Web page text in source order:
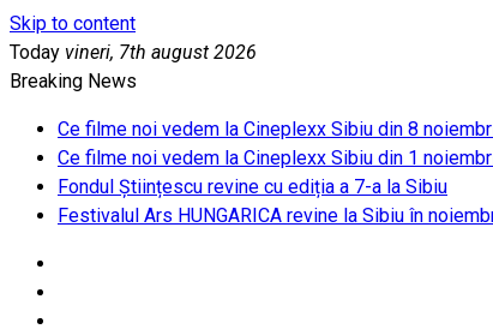
Skip to content
Today vineri, 7th august 2026
Breaking News
Ce filme noi vedem la Cineplexx Sibiu din 8
Ce filme noi vedem la Cineplexx Sibiu din 1
Fondul Științescu revine cu ediția a 7-a la Sibiu
Festivalul Ars HUNGARICA revine la Sibiu în